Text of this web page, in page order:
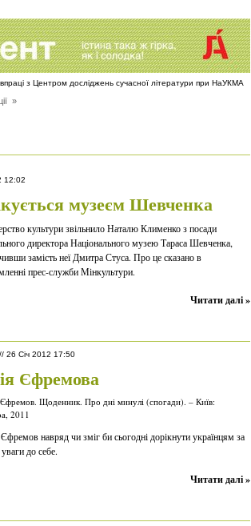
з Центром досліджень сучасної літератури при НаУКМА
»
12:02
музеєм Шевченка
культури звільнило Наталю Клименко з посади
директора Національного музею Тараса Шевченка,
замість неї Дмитра Стуса. Про це сказано в
прес-служби Мінкультури.
Читати далі »
// 26 Січ 2012 17:50
Єфремова
Щоденник. Про дні минулі (спогади). – Київ:
2011
навряд чи зміг би сьогодні дорікнути українцям за
до себе.
Читати далі »